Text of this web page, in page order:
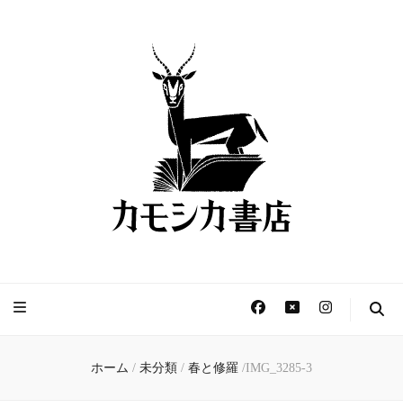
店と古本屋、読書用カ
ホーム / 未分類 / 春と修羅 /IMG_3285-3